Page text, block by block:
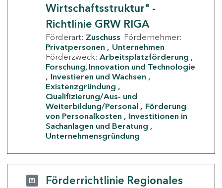
Wirtschaftsstruktur" -
Richtlinie GRW RIGA
Förderart: Zuschuss Fördernehmer:
Privatpersonen
Unternehmen
Förderzweck: Arbeitsplatzförderung
Forschung, Innovation und Technologie
Investieren und Wachsen
Existenzgründung
Qualifizierung/Aus- und
Weiterbildung/Personal
Förderung
von Personalkosten
Investitionen in
Sachanlagen und Beratung
Unternehmensgründung
Förderrichtlinie Regionales